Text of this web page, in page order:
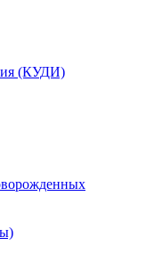
(КУДИ)